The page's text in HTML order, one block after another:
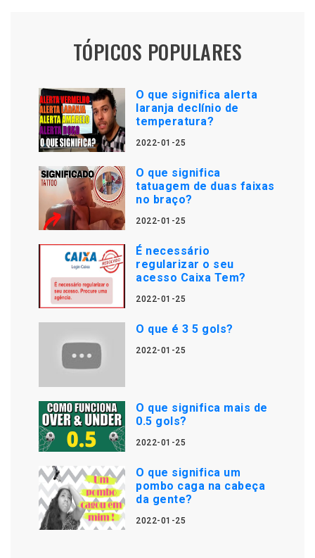
TÓPICOS POPULARES
O que significa alerta
laranja declínio de
temperatura?
2022-01-25
O que significa
tatuagem de duas faixas
no braço?
2022-01-25
É necessário
regularizar o seu
acesso Caixa Tem?
2022-01-25
O que é 3 5 gols?
2022-01-25
O que significa mais de
0.5 gols?
2022-01-25
O que significa um
pombo caga na cabeça
da gente?
2022-01-25